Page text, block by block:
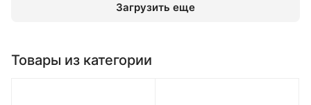
Загрузить еще
Товары из категории